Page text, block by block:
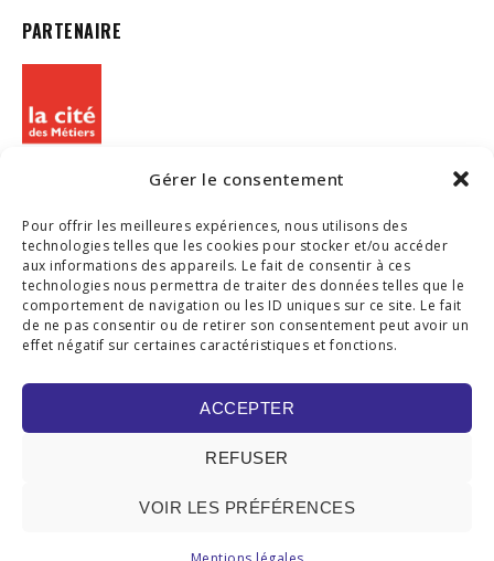
Gérer le consentement
Pour offrir les meilleures expériences, nous utilisons des
technologies telles que les cookies pour stocker et/ou accéder
aux informations des appareils. Le fait de consentir à ces
technologies nous permettra de traiter des données telles que le
comportement de navigation ou les ID uniques sur ce site. Le fait
de ne pas consentir ou de retirer son consentement peut avoir un
effet négatif sur certaines caractéristiques et fonctions.
ACCEPTER
REFUSER
VOIR LES PRÉFÉRENCES
PARTENAIRE
SUIVEZ-NOUS